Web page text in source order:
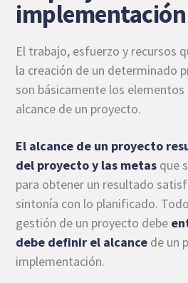
implementación
El trabajo, esfuerzo y recursos
la creación de un determinado
son básicamente los elementos
alcance de un proyecto.
El alcance de un proyecto
del proyecto y las metas que
para obtener un resultado
sintonía con lo planificado.
gestión de un proyecto debe
debe definir el alcance de un
implementación.